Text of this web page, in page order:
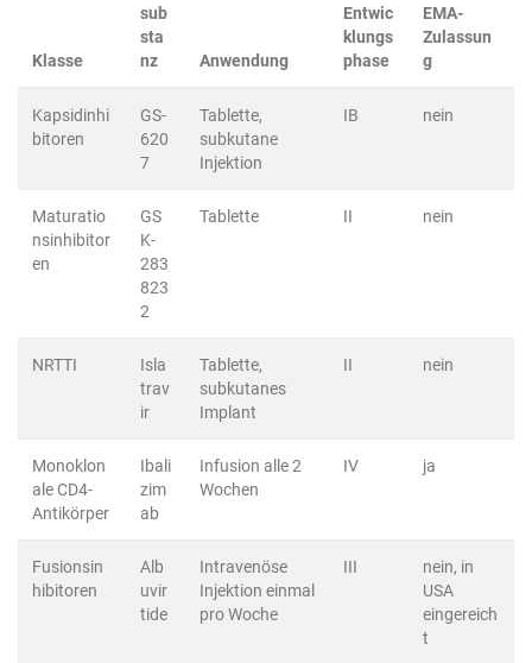
Klasse
sub
sta
nz
Anwendung
Entwic
klungs
phase
EMA-
Zulassun
g
Kapsidinhi
bitoren
GS-
620
7
Tablette,
subkutane
Injektion
IB nein
Maturatio
nsinhibitor
en
GS
K-
283
823
2
Tablette II nein
NRTTI
Isla
trav
ir
Tablette,
subkutanes
Implant
II nein
Monoklon
ale CD4-
Antikörper
Ibali
zim
ab
Infusion alle 2
Wochen
IV ja
Fusionsin
hibitoren
Alb
uvir
tide
Intravenöse
Injektion einmal
pro Woche
III
nein, in
USA
eingereich
t